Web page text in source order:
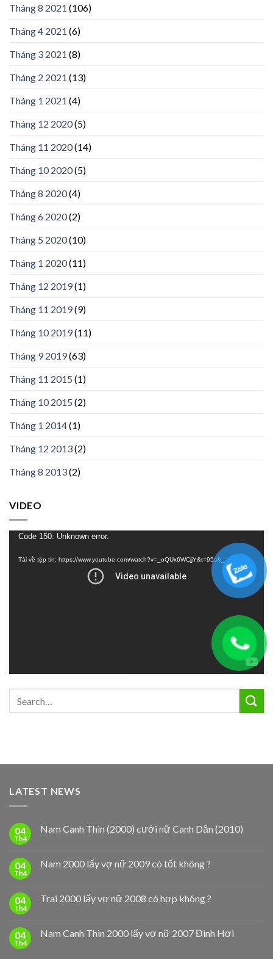
Tháng 8 2021 (106)
Tháng 4 2021 (6)
Tháng 3 2021 (8)
Tháng 2 2021 (13)
Tháng 1 2021 (4)
Tháng 12 2020(5)
Tháng 11 2020(14)
Tháng 10 2020(5)
Tháng 8 2020(4)
Tháng 6 2020(2)
Tháng 5 2020(10)
Tháng 1 2020(11)
Tháng 12 2019(1)
Tháng 11 2019(9)
Tháng 10 2019(11)
Tháng 9 2019(63)
Tháng 11 2015 (1)
Tháng 10 2015 (2)
Tháng 1 2014(1)
Tháng 12 2013(2)
Tháng 8 2013(2)
VIDEO
Trình
Code 150: Unknown error.
Tải về tệp tin: https://www.youtube.com/watch?v=_oQUx6WCjjY&t=95s&_=1
LATEST NEWS
04
Th4
Nam Canh Thìn (2000) cưới nữ Canh Dần (2010)
04
Th4
Nam 2000 lấy vợ nữ 2009 có tốt không ?
04
Th4
Trai 2000 lấy vợ nữ 2008 có hợp không ?
04
Th4
Nam Canh Thìn 2000 lấy vợ nữ 2007 Đinh Hợi